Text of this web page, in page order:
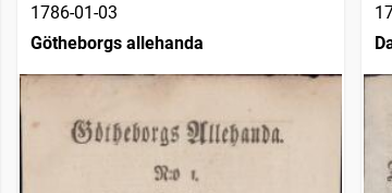
1786-01-03
Götheborgs allehanda